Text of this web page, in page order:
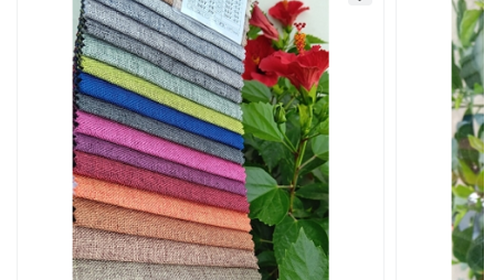
- Vải giả da: Phong cách hiện đại, dễ làm sạch và có độ
bền cao.
- Vải canvas: Cá tính, tạo nên vẻ độc đáo cho sofa nhà
2. Đặc điểm nổi bật của vải bọc sofa Vân Hà
- Màu sắc đa dạng: Từ tông màu trung tính đến những
màu sắc nổi bật, đầy đủ sự lựa chọn cho khách hàng.
- Chất lượng cao cấp: Vải bình chắc, khó bị xước hay bám
bụi, dễ dàng vệ sinh.